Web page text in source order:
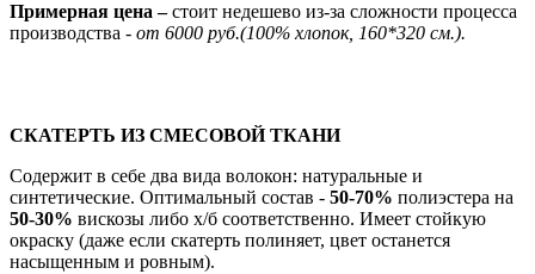
Примерная цена –стоит недешево из-за сложности процесса
производства - от 6000 руб.(100% хлопок, 160*320 см.).
СКАТЕРТЬ ИЗ СМЕСОВОЙ ТКАНИ
Содержит в себе два вида волокон: натуральные и
синтетические. Оптимальный состав - 50-70% полиэстера на
50-30% вискозы либо х/б соответственно. Имеет стойкую
окраску (даже если скатерть полиняет, цвет останется
насыщенным и ровным).